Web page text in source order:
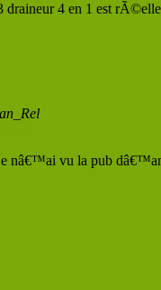
draineur 4 en 1 est
nâ€™ai vu la pub